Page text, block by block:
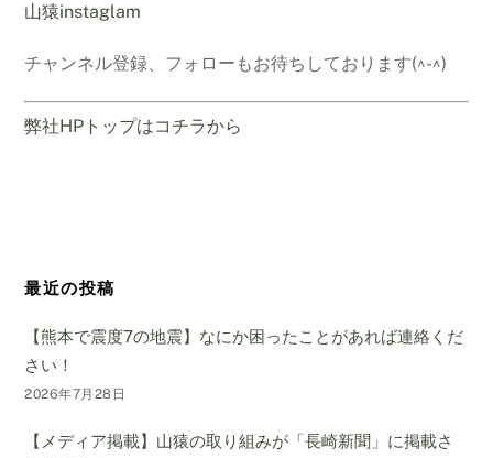
山猿instaglam
チャンネル登録、フォローもお待ちしております(^-^)
弊社HPトップはコチラから
最近の投稿
【熊本で震度7の地震】なにか困ったことがあれば連絡くだ
さい！
2026年7月28日
【メディア掲載】山猿の取り組みが「長崎新聞」に掲載さ